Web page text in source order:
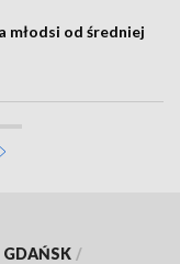
młodsi od średniej
GDAŃSK /